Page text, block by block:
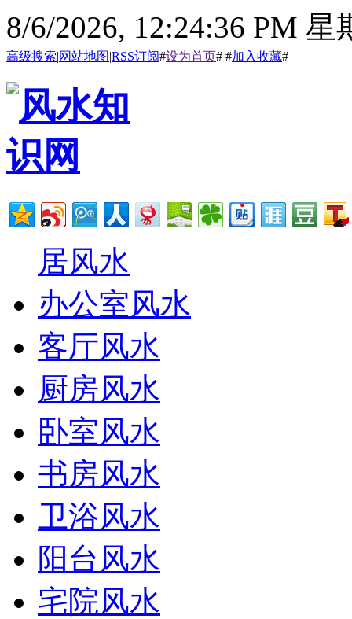
8/6/2026, 12:24:37 PM 星
高级搜索|网站地图|RSS订阅#设为首页# #加入收藏#
居风水
办公室风水
客厅风水
厨房风水
卧室风水
书房风水
卫浴风水
阳台风水
宅院风水